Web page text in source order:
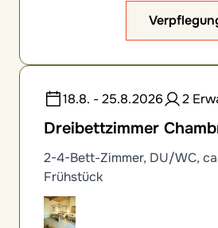
18.8. - 25.8.2026 2
Dreibettzimmer
2-4-Bett-Zimmer, DU/WC,
Frühstück